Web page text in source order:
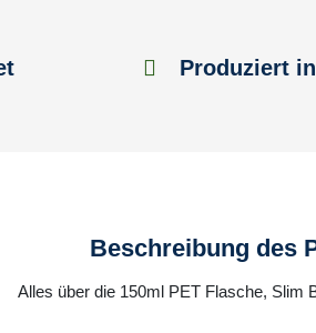
Produziert
Beschreibung des
Alles über die 150ml PET Flasche, Slim